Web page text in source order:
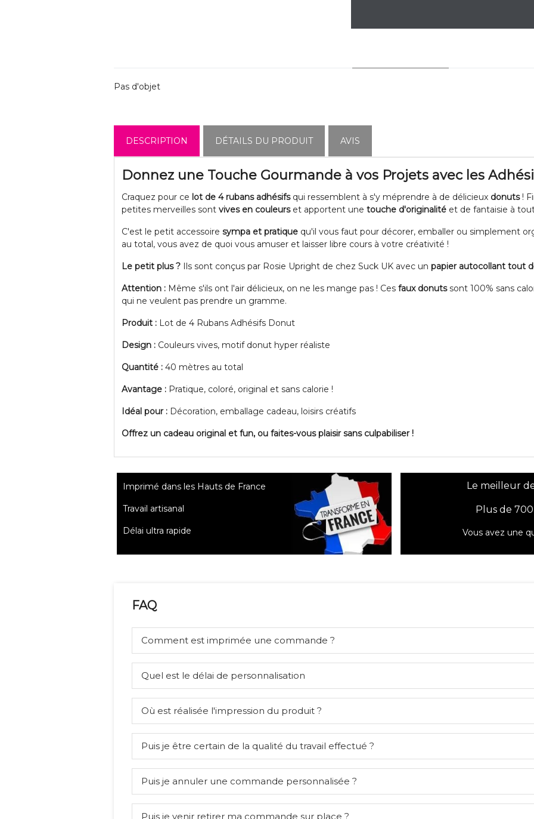
Pas d'objet
DESCRIPTION DÉTAILS DU PRODUIT AVIS
Donnez une Touche Gourmande à vos Projets avec les
Craquez pour ce lot de 4 rubans adhésifsqui ressemblent à s'y méprendre à de délicieux donuts!
petites merveilles sont vives en couleurset apportent une touche d'originalité et de fantaisie à
C'est le petit accessoire sympa et pratique qu'il vous faut pour décorer, emballer ou simplement
au total, vous avez de quoi vous amuser et laisser libre cours à votre créativité !
Le petit plus ? Ils sont conçus par Rosie Upright de chez Suck UK avec un papier autocollant tout
Attention : Même s'ils ont l'air délicieux, on ne les mange pas ! Ces faux donutssont 100% sans
qui ne veulent pas prendre un gramme.
Produit : Lot de 4 Rubans Adhésifs Donut
Design : Couleurs vives, motif donut hyper réaliste
Quantité : 40 mètres au total
Avantage : Pratique, coloré, original et sans calorie !
Idéal pour : Décoration, emballage cadeau, loisirs créatifs
Offrez un cadeau original et fun, ou faites-vous plaisir sans culpabiliser !
Imprimé dans les Hauts de France
Travail artisanal
Délai ultra rapide
Le meilleur
Plus de
Vous avez une
FAQ
Comment est imprimée une commande ?
Quel est le délai de personnalisation
Où est réalisée l'impression du produit ?
Puis je être certain de la qualité du travail effectué ?
Puis je annuler une commande personnalisée ?
Puis je venir retirer ma commande sur place ?